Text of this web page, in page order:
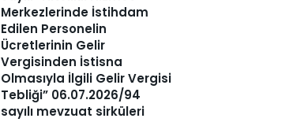
Merkezlerinde İstihdam
Edilen Personelin
Ücretlerinin Gelir
Vergisinden İstisna
Olmasıyla İlgili Gelir Vergisi
Tebliği” 06.07.2026/94
sayılı mevzuat sirküleri